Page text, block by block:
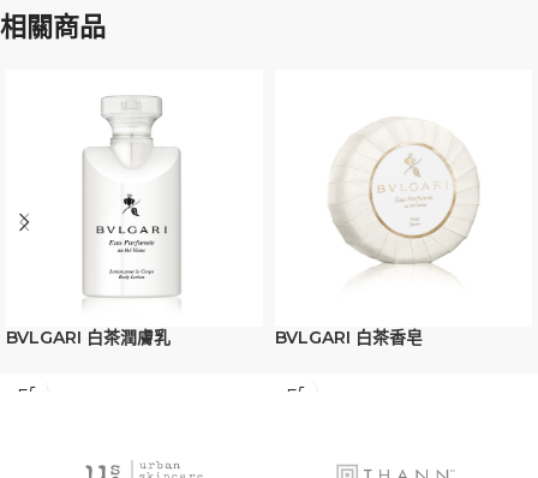
相關商品
BVLGARI 白茶潤膚乳 BVLGARI 白茶香皂